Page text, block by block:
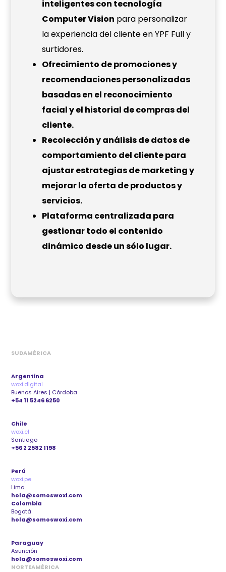
inteligentes con tecnología
Computer Vision para personalizar
la experiencia del cliente en YPF Full y
surtidores.
Ofrecimiento de promociones y
recomendaciones personalizadas
basadas en el reconocimiento
facial y el historial de compras del
cliente.
Recolección y análisis de datos de
comportamiento del cliente para
ajustar estrategias de marketing y
mejorar la oferta de productos y
servicios.
Plataforma centralizada para
gestionar todo el contenido
dinámico desde un sólo lugar.
SUDAMÉRICA
Argentina
woxi.digital
Buenos Aires | Córdoba
+54 11 5246 6250
Chile
woxi.cl
Santiago
+56 2 2582 1198
Perú
woxi.pe
Lima
hola@somoswoxi.com
Colombia
Bogotá
hola@somoswoxi.com
Paraguay
Asunción
hola@somoswoxi.com
NORTEAMÉRICA